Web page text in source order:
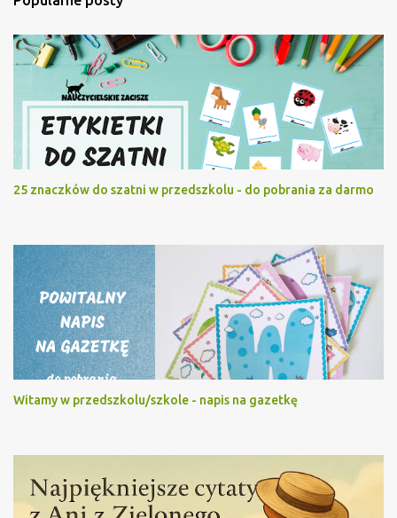
25 znaczków do szatni w przedszkolu - do pobrania za darmo
Witamy w przedszkolu/szkole - napis na gazetkę